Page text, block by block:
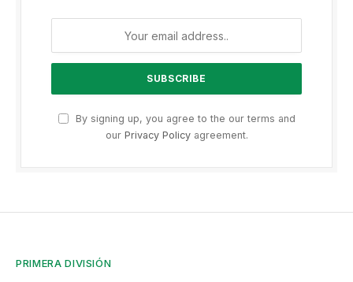
By signing up, you agree to the our terms and
our Privacy Policyagreement.
PRIMERA DIVISIÓN